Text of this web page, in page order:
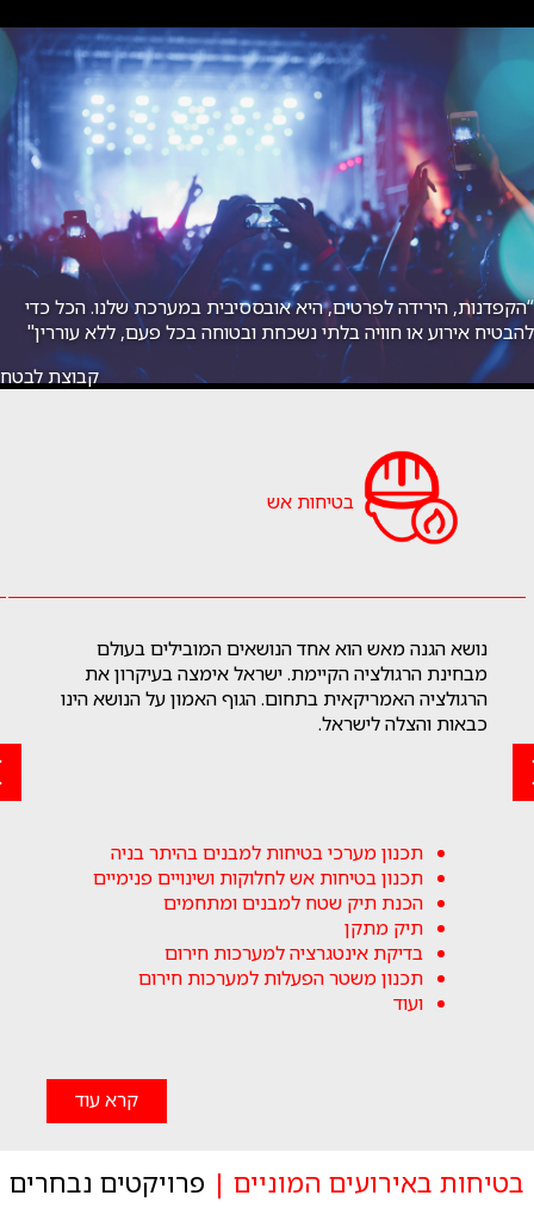
“הקפדנות, הירידה לפרטים, היא אובססיבית במערכת שלנו. הכל כדי
להבטיח אירוע או חוויה בלתי נשכחת ובטוחה בכל פעם, ללא עוררין"
קבוצת לבטח
בטיחות אש
נושא הגנה מאש הוא אחד הנושאים המובילים בעולם
מבחינת הרגולציה הקיימת. ישראל אימצה בעיקרון את
הרגולציה האמריקאית בתחום. הגוף האמון על הנושא הינו
כבאות והצלה לישראל.
תכנון מערכי בטיחות למבנים בהיתר בניה
תכנון בטיחות אש לחלוקות ושינויים פנימיים
הכנת תיק שטח למבנים ומתחמים
תיק מתקן
בדיקת אינטגרציה למערכות חירום
תכנון משטר הפעלות למערכות חירום
ועוד
קרא עוד
בטיחות באירועים המוניים | פרויקטים נבחרים